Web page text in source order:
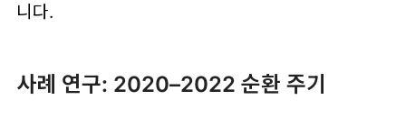
니다.
사례 연구: 2020–2022 순환 주기